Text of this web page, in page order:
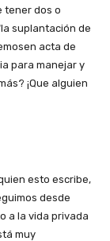
tener dos o
suplantación de
acta de
para manejar y
¡Que alguien
esto escribe,
desde
a la vida privada
muy